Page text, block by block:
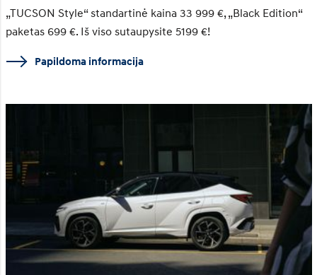
„TUCSON Style“ standartinė kaina 33 999 €, „Black Edition“
paketas 699 €. Iš viso sutaupysite 5199 €!
Papildoma informacija